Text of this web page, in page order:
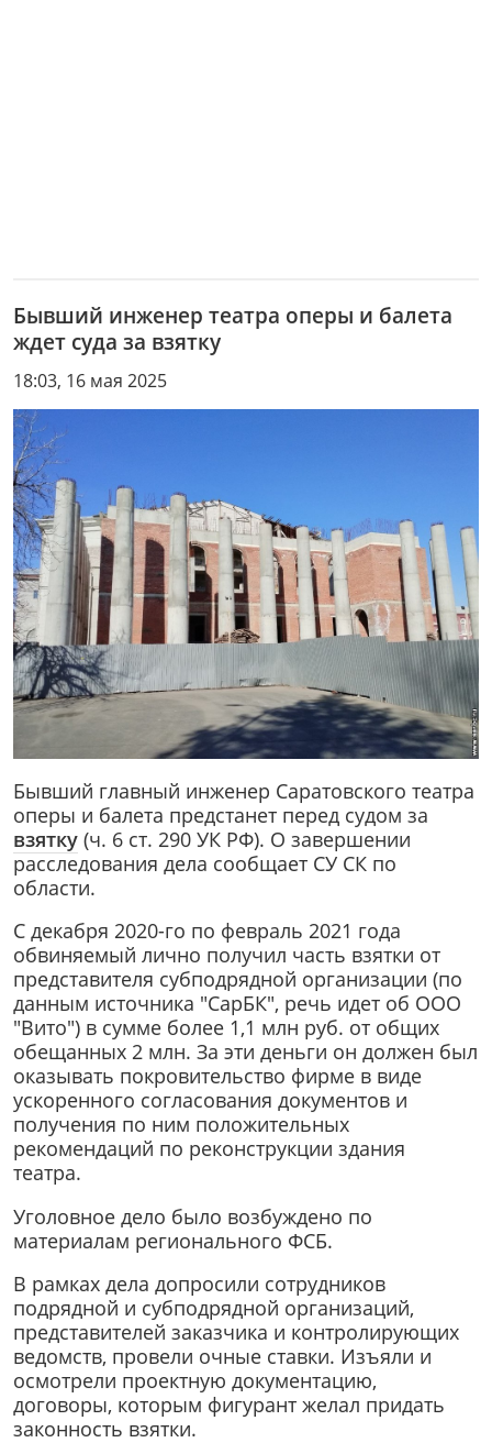
Бывший инженер театра оперы и балета
ждет суда за взятку
18:03, 16 мая 2025
Бывший главный инженер Саратовского театра
оперы и балета предстанет перед судом за
взятку (ч. 6 ст. 290 УК РФ). О завершении
расследования дела сообщает СУ СК по
области.
С декабря 2020-го по февраль 2021 года
обвиняемый лично получил часть взятки от
представителя субподрядной организации (по
данным источника "СарБК", речь идет об ООО
"Вито") в сумме более 1,1 млн руб. от общих
обещанных 2 млн. За эти деньги он должен был
оказывать покровительство фирме в виде
ускоренного согласования документов и
получения по ним положительных
рекомендаций по реконструкции здания
театра.
Уголовное дело было возбуждено по
материалам регионального ФСБ.
В рамках дела допросили сотрудников
подрядной и субподрядной организаций,
представителей заказчика и контролирующих
ведомств, провели очные ставки. Изъяли и
осмотрели проектную документацию,
договоры, которым фигурант желал придать
законность взятки.